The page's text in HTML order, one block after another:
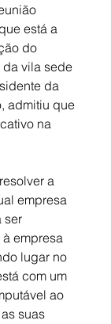
está a
do
vila sede
da
admitiu que
na
a
empresa
ser
empresa
lugar no
com um
ao
suas